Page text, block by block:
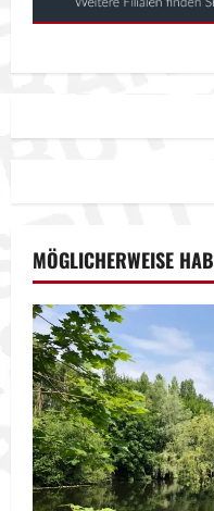
MÖGLICHERWEISE